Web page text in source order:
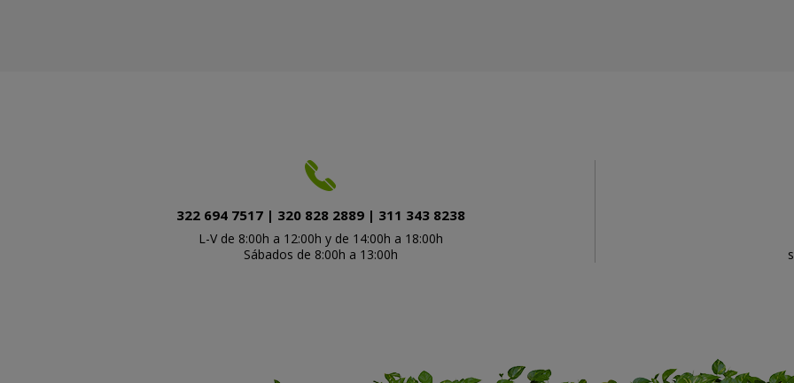
322 694 7517 | 320 828 2889 | 311 343 8238
L-V de 8:00h a 12:00h y de 14:00h a 18:00h
Sábados de 8:00h a 13:00h